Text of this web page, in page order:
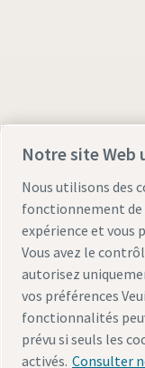
Mentions légales et
Gérer les cookies
© 2026 Atlas Copco
Notre site Web
Nous utilisons des
fonctionnement de
expérience et vous
Vous avez le
autorisez
vos préférences
fonctionnalités
prévu si seuls les
activés. Consulter